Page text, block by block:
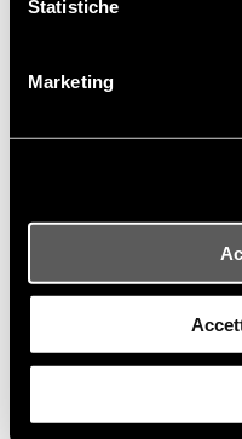
Statistiche
Marketing